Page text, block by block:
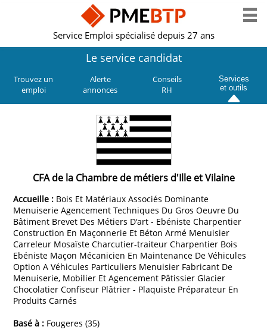
Service Emploi spécialisé depuis 27 ans
Le service candidat
Trouvez un
emploi
Alerte
annonces
Conseils
RH
Services
et outils
CFA de la Chambre de métiers d'Ille et Vilaine
Accueille : Bois Et Matériaux Associés Dominante
Menuiserie Agencement Techniques Du Gros Oeuvre Du
Bâtiment Brevet Des Métiers D'art - Ebéniste Charpentier
Construction En Maçonnerie Et Béton Armé Menuisier
Carreleur Mosaïste Charcutier-traiteur Charpentier Bois
Ebéniste Maçon Mécanicien En Maintenance De Véhicules
Option A Véhicules Particuliers Menuisier Fabricant De
Menuiserie, Mobilier Et Agencement Pâtissier Glacier
Chocolatier Confiseur Plâtrier - Plaquiste Préparateur En
Produits Carnés
Basé à : Fougeres (35)